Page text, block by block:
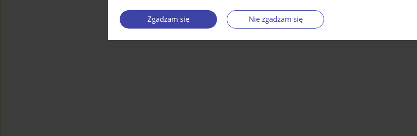
Zgadzam się Nie zgadzam się